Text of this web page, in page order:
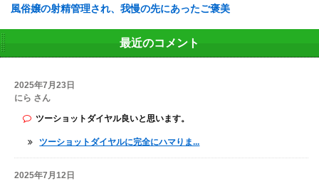
風俗嬢の射精管理され、我慢の先にあったご褒美
最近のコメント
2025年7月23日
にら さん
ツーショットダイヤル良いと思います。
ツーショットダイヤルに完全にハマりま...
2025年7月12日